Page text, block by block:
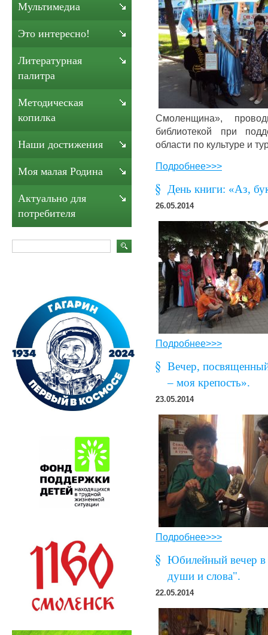
Смоленщина»,
библиотекой при
области по культуре и
Подробнее>>>
День книги: «Аз,
26.05.2014
Подробнее>>>
Вечер,
– моя крепость».
23.05.2014
Подробнее>>>
Юбилейный вечер в
души и слова".
22.05.2014
Мультимедиа
Это интересно!
Литературная
палитра
Методическая
копилка
Наши достижения
Моя малая Родина
Актуально для
потребителя